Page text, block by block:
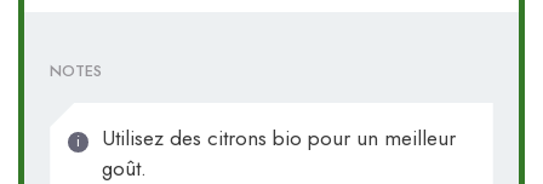
NOTES
Utilisez des citrons bio pour un meilleur
goût.